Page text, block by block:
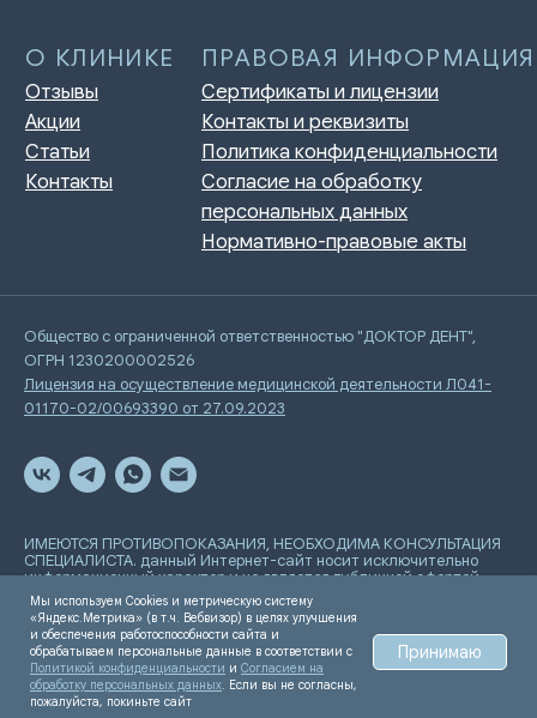
Общество с ограниченной ответственностью "ДОКТОР ДЕНТ",
ОГРН 1230200002526
Лицензия на осуществление медицинской деятельности Л041-
01170-02/00693390 от 27.09.2023
ИМЕЮТСЯ ПРОТИВОПОКАЗАНИЯ, НЕОБХОДИМА КОНСУЛЬТАЦИЯ
СПЕЦИАЛИСТА. данный Интернет-сайт носит исключительно
информационный характер и не является публичной офертой,
определяемой положениями Статьи 437 Гражданского
кодекса РФ
Разработка сайта
Мы используем Cookies и метрическую систему
«Яндекс.Метрика» (в т.ч. Вебвизор) в целях улучшения
и обеспечения работоспособности сайта и
обрабатываем персональные данные в соответствии с
Политикой конфиденциальности и Согласием на
обработку персональных данных. Если вы не согласны,
пожалуйста, покиньте сайт
Принимаю